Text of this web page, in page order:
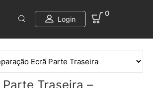
Login
0
Traseira –